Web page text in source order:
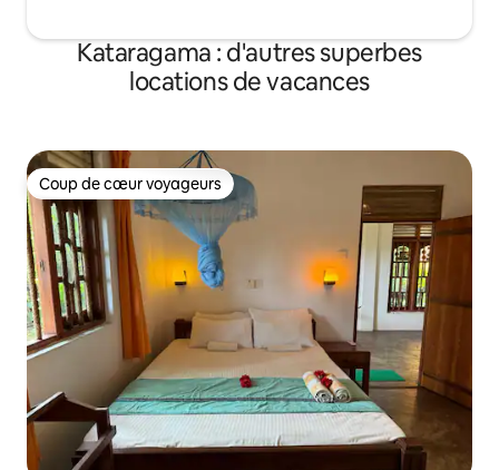
Kataragama : d'autres superbes
locations de vacances
Coup de cœur voyageurs
Coup de cœur voyageurs